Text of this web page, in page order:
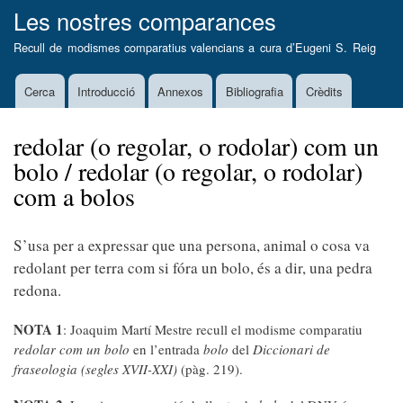
al
contingut
Les nostres comparances
Recull de modismes comparatius valencians a cura d’Eugeni S. Reig
MainCerca Introducció Annexos Bibliografia Crèdits
redolar (o regolar, o rodolar) com un
bolo / redolar (o regolar, o rodolar)
com a bolos
S’usa per a expressar que una persona, animal o cosa va
redolant per terra com si fóra un bolo, és a dir, una pedra
redona.
NOTA 1: Joaquim Martí Mestre recull el modisme comparatiu
redolar com un bolo en l’entrada bolo del Diccionari de
fraseologia (segles XVII-XXI) (pàg. 219).